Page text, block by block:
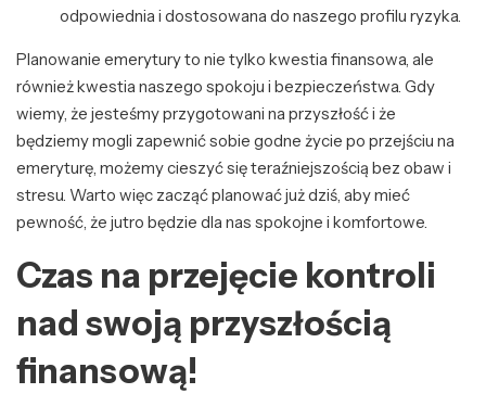
odpowiednia i dostosowana do naszego profilu ryzyka.
Planowanie emerytury to nie tylko kwestia finansowa, ale
również kwestia naszego spokoju i bezpieczeństwa. Gdy
wiemy, że jesteśmy przygotowani na przyszłość i że
będziemy mogli zapewnić sobie godne życie po przejściu na
emeryturę, możemy cieszyć się teraźniejszością bez obaw i
stresu. Warto więc zacząć planować już dziś, aby mieć
pewność, że jutro będzie dla nas spokojne i komfortowe.
Czas na przejęcie kontroli
nad swoją przyszłością
finansową!